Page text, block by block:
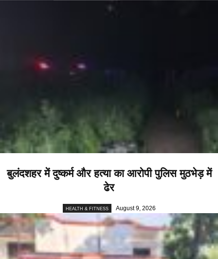
बुलंदशहर में दुष्कर्म और हत्या का आरोपी पुलिस मुठभेड़ में
ढेर
HEALTH & FITNESS August 9, 2026